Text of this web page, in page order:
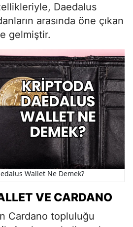
Daedalus
arasında öne çıkan
gelmiştir.
Wallet Ne Demek?
VE CARDANO
Cardano topluluğu